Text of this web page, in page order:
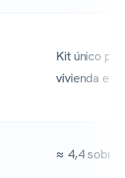
Kit único
vivienda
≈ 4,4 sobre